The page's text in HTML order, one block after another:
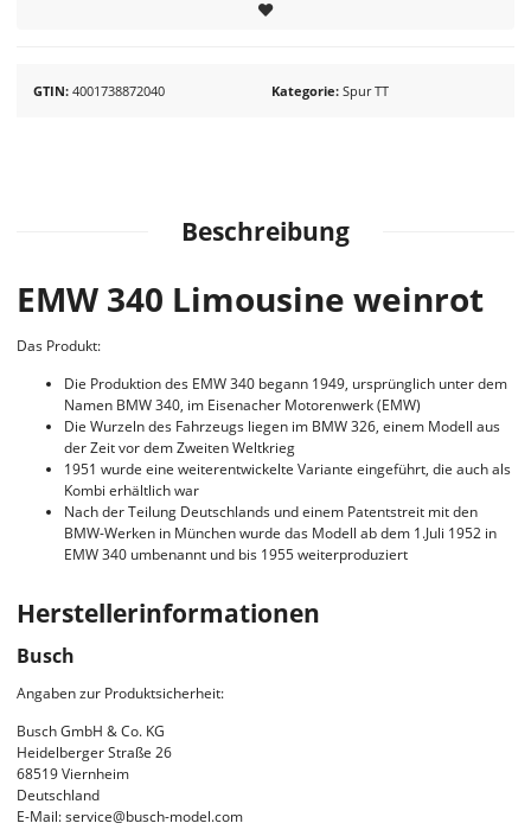
GTIN 4001738872040 Kategorie Spur TT
Beschreibung
EMW 340 Limousine weinrot
Das Produkt:
Die Produktion des EMW 340 begann 1949, ursprünglich unter dem
Namen BMW 340, im Eisenacher Motorenwerk (EMW)
Die Wurzeln des Fahrzeugs liegen im BMW 326, einem Modell aus
der Zeit vor dem Zweiten Weltkrieg
1951 wurde eine weiterentwickelte Variante eingeführt, die auch als
Kombi erhältlich war
Nach der Teilung Deutschlands und einem Patentstreit mit den
BMW-Werken in München wurde das Modell ab dem 1.Juli 1952 in
EMW 340 umbenannt und bis 1955 weiterproduziert
Herstellerinformationen
Busch
Angaben zur Produktsicherheit:
Busch GmbH & Co. KG
Heidelberger Straße 26
68519 Viernheim
Deutschland
E-Mail: service@busch-model.com